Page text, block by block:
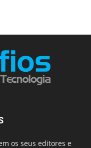
os seus editores e